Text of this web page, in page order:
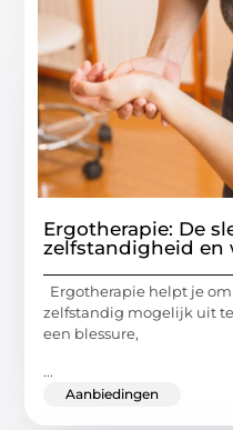
Ergotherapie: De
zelfstandigheid en
Ergotherapie helpt je
zelfstandig mogelijk uit
een blessure,
...
Aanbiedingen